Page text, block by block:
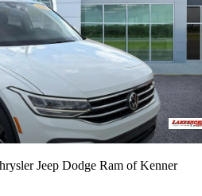
Jeep Dodge Ram of Kenner